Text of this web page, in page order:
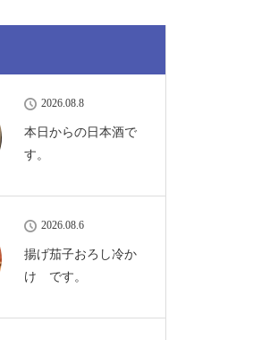
2026.08.8
本日からの日本酒で
す。
2026.08.6
揚げ茄子おろし冷か
け です。